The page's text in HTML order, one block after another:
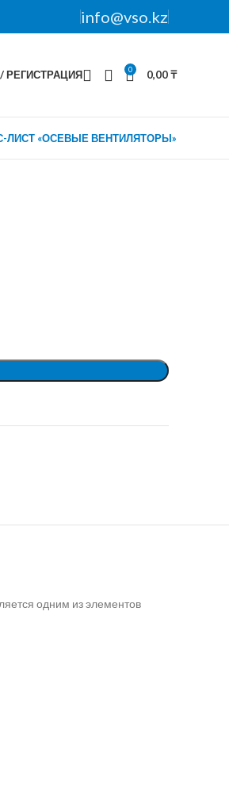
info@vso.kz
РЕГИСТРАЦИЯ 0 0,00₸
ЛИСТ «ОСЕВЫЕ ВЕНТИЛЯТОРЫ»
одним из элементов